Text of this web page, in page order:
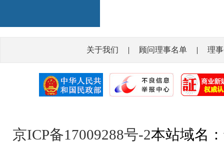
关于我们 | 顾问理事名单 | 理
京ICP备17009288号-2本站域名